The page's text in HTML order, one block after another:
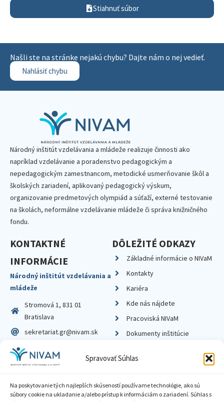
Spravovať Súhlas
Na poskytovanie tých najlepších skúseností používame technológie, ako sú
súbory cookie na ukladanie a/alebo prístup k informáciám o zariadení. Súhlas s
Stiahnuť súbor
Našli ste na stránke nejakú chybu? Dajte nám o nej vedieť.
Nahlásiť chybu
Národný inštitút vzdelávania a mládeže realizuje činnosti ako
napríklad vzdelávanie a poradenstvo pedagogickým a
nepedagogickým zamestnancom, metodické usmerňovanie škôl a
školských zariadení, aplikovaný pedagogický výskum,
organizovanie predmetových olympiád a súťaží, externé testovanie
na školách, neformálne vzdelávanie mládeže či správa knižničného
fondu.
KONTAKTNÉ
INFORMÁCIE
Národný inštitút vzdelávania a
mládeže
Stromová 1, 831 01
Bratislava
sekretariat.gr@nivam.sk
IČO: 00164348
DIČ: 2020798714
DÔLEŽITÉ ODKAZY
Základné informácie o NIVaM
Kontakty
Kariéra
Kde nás nájdete
Pracoviská NIVaM
Dokumenty inštitúcie